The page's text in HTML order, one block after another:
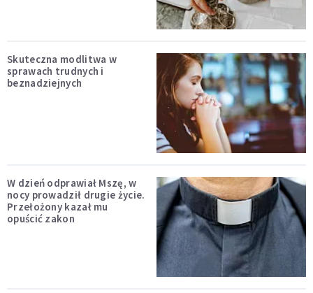
Skuteczna modlitwa w
sprawach trudnych i
beznadziejnych
W dzień odprawiał Mszę, w
nocy prowadził drugie życie.
Przełożony kazał mu
opuścić zakon